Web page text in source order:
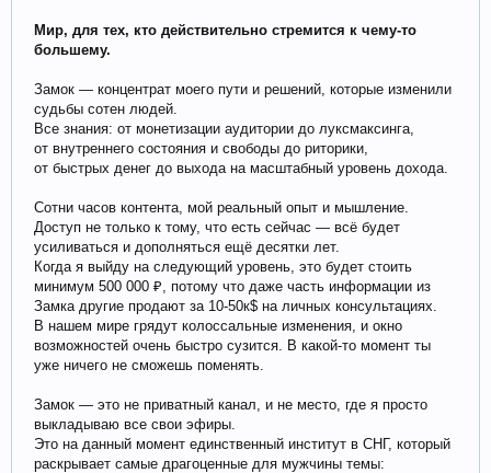
Мир, для тех, кто действительно стремится к чему-то
большему.
Замок — концентрат моего пути и решений, которые изменили
судьбы сотен людей.
Все знания: от монетизации аудитории до луксмаксинга,
от внутреннего состояния и свободы до риторики,
от быстрых денег до выхода на масштабный уровень дохода.
Сотни часов контента, мой реальный опыт и мышление.
Доступ не только к тому, что есть сейчас — всё будет
усиливаться и дополняться ещё десятки лет.
Когда я выйду на следующий уровень, это будет стоить
минимум 500 000 ₽, потому что даже часть информации из
Замка другие продают за 10-50к$ на личных консультациях.
В нашем мире грядут колоссальные изменения, и окно
возможностей очень быстро сузится. В какой-то момент ты
уже ничего не сможешь поменять.
Замок — это не приватный канал, и не место, где я просто
выкладываю все свои эфиры.
Это на данный момент единственный институт в СНГ, который
раскрывает самые драгоценные для мужчины темы: